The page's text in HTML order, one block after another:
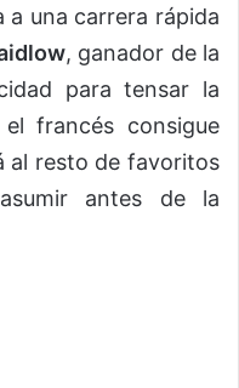
a una carrera rápida
, ganador de la
para tensar la
francés consigue
al resto de favoritos
antes de la